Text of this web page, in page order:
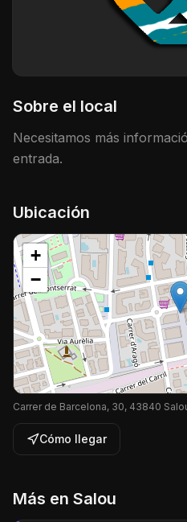
Sobre el local
Necesitamos más
entrada.
Ubicación
+
−
Carrer de Barcelona, 30, 43840
Cómo llegar
Más en Salou